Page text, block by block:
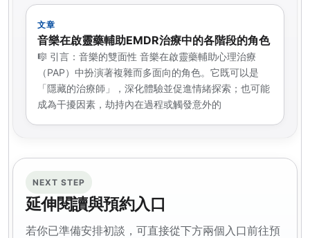
文章
音樂在啟靈藥輔助EMDR治療中的各階段的角色
🎼 引言：音樂的雙面性 音樂在啟靈藥輔助心理治療
（PAP）中扮演著複雜而多面向的角色。它既可以是
「隱藏的治療師」，深化體驗並促進情緒探索；也可能
成為干擾因素，劫持內在過程或觸發意外的
NEXT STEP
延伸閱讀與預約入口
若你已準備安排初談，可直接從下方兩個入口前往預